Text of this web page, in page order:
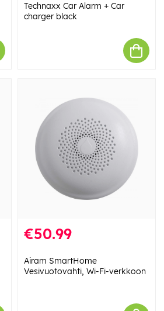
Technaxx Car Alarm + Car
charger black
€50.99
Airam SmartHome
Vesivuotovahti, Wi-Fi-verkkoon